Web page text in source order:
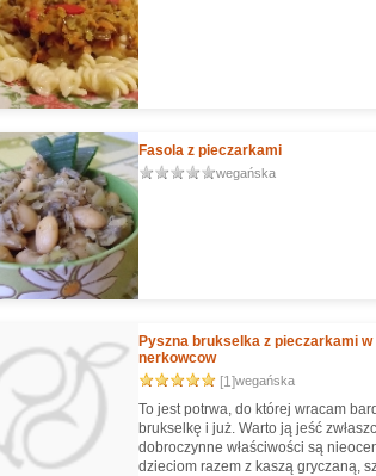
Fasola z pieczarkami
wegańska
Pyszna brukselka z pieczarkami
nerkowcow
[1]wegańska
To jest potrwa, do której wracam
brukselkę i już. Warto ją jeść
dobroczynne właściwości są
dzieciom razem z kaszą gryczaną,